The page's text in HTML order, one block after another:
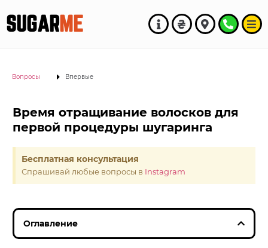
SUGARME
Вопросы Впервые
Время отращивание волосков для
первой процедуры шугаринга
Бесплатная консультация
Спрашивай любые вопросы в Instagram
Оглавление